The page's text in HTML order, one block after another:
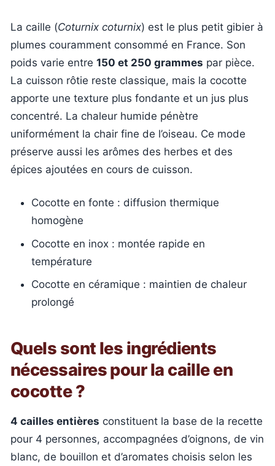
La caille (Coturnix coturnix) est le plus petit gibier à
plumes couramment consommé en France. Son
poids varie entre 150 et 250 grammes par pièce.
La cuisson rôtie reste classique, mais la cocotte
apporte une texture plus fondante et un jus plus
concentré. La chaleur humide pénètre
uniformément la chair fine de l’oiseau. Ce mode
préserve aussi les arômes des herbes et des
épices ajoutées en cours de cuisson.
Cocotte en fonte : diffusion thermique
homogène
Cocotte en inox : montée rapide en
température
Cocotte en céramique : maintien de chaleur
prolongé
Quels sont les ingrédients
nécessaires pour la caille en
cocotte ?
4 cailles entières constituent la base de la recette
pour 4 personnes, accompagnées d’oignons, de vin
blanc, de bouillon et d’aromates choisis selon les